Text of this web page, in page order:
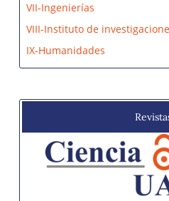
VII-Ingenierías
VIII-Instituto de
IX-Humanidades